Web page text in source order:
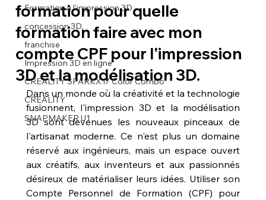
Formation à l'impression 3D
concession 3D,
franchise
Impression 3D en ligne
CREALITY SPARKX i7 Color Combo
CREALITY
SNAPMAKER U1
formation pour quelle
formation faire avec mon
compte CPF pour l'impression
3D et la modélisation 3D.
Dans un monde où la créativité et la technologie
fusionnent, l'impression 3D et la modélisation
3D sont devenues les nouveaux pinceaux de
l'artisanat moderne. Ce n'est plus un domaine
réservé aux ingénieurs, mais un espace ouvert
aux créatifs, aux inventeurs et aux passionnés
désireux de matérialiser leurs idées. Utiliser son
Compte Personnel de Formation (CPF) pour